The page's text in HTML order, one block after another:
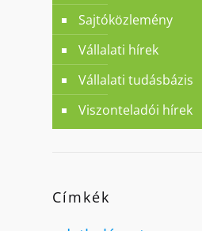
Sajtóközlemény
Vállalati hírek
Vállalati tudásbázis
Viszonteladói hírek
Címkék